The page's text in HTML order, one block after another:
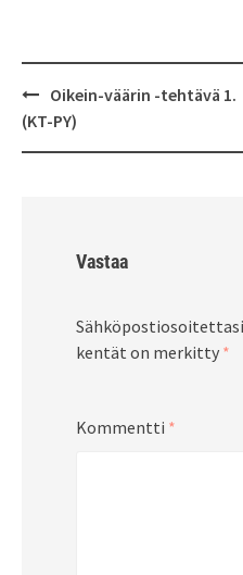
Post
navigation
Oikein-väärin -tehtävä 1.
(KT-PY)
Vastaa
kentät on merkitty *
Kommentti *